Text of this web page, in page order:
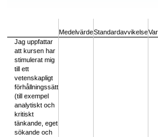
MedelvärdeStandardavvikelse
Jag uppfattar
att kursen har
stimulerat mig
till ett
vetenskapligt
förhållningssätt
(till exempel
analytiskt och
kritiskt
tänkande, eget
sökande och